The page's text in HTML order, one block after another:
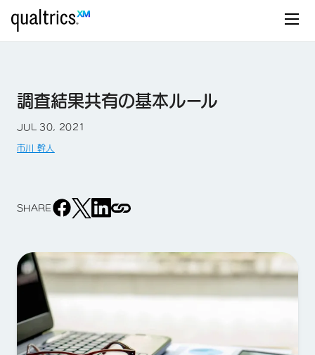
調査結果共有の基本ルール
JUL 30, 2021
市川 幹人
SHARE